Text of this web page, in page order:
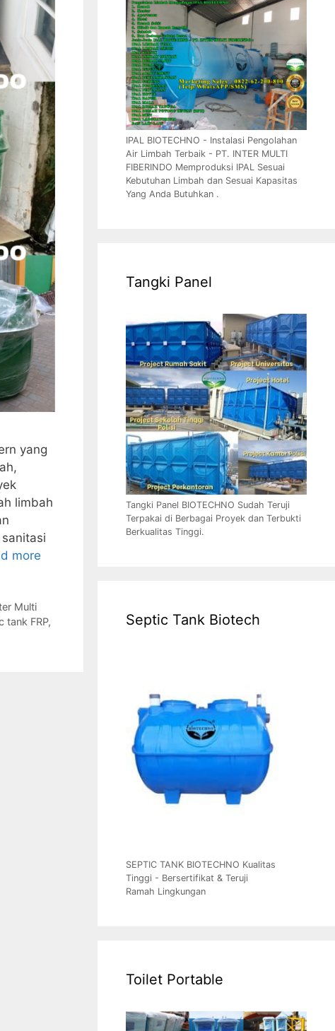
yang
limbah
more
Multi
tank FRP,
IPAL BIOTECHNO - Instalasi Pengolahan
Air Limbah Terbaik - PT. INTER MULTI
FIBERINDO Memproduksi IPAL Sesuai
Kebutuhan Limbah dan Sesuai Kapasitas
Yang Anda Butuhkan .
Tangki Panel
Tangki Panel BIOTECHNO Sudah Teruji
Terpakai di Berbagai Proyek dan Terbukti
Berkualitas Tinggi.
Septic Tank Biotech
SEPTIC TANK BIOTECHNO Kualitas
Tinggi - Bersertifikat & Teruji
Ramah Lingkungan
Toilet Portable